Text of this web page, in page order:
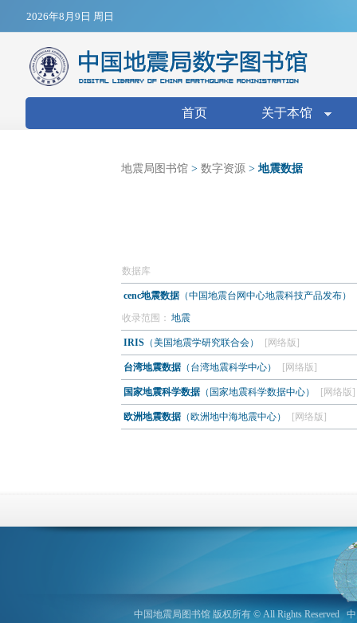
2026年8月9日 周日
搜索表单
首页 关于本馆
地震局图书馆 > 数字资源 > 地震数据
数据库
cenc地震数据 （中国地震台网中心地震科技产品发布）
收录范围： 地震
IRIS （美国地震学研究联合会） [网络版]
台湾地震数据 （台湾地震科学中心） [网络版]
国家地震科学数据 （国家地震科学数据中心） [网络版]
欧洲地震数据 （欧洲地中海地震中心） [网络版]
中国地震局图书馆 版权所有 © All Rights Reserved